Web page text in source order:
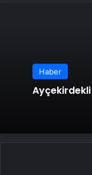
Haber